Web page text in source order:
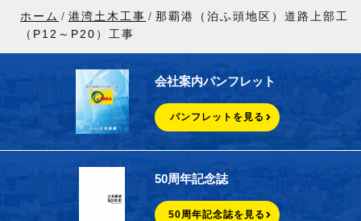
ホーム 港湾土木工事
那覇港（泊ふ頭地区）道路上部工
（P12～P20）工事
会社案内パンフレット
パンフレットを見る
50周年記念誌
50周年記念誌を見る